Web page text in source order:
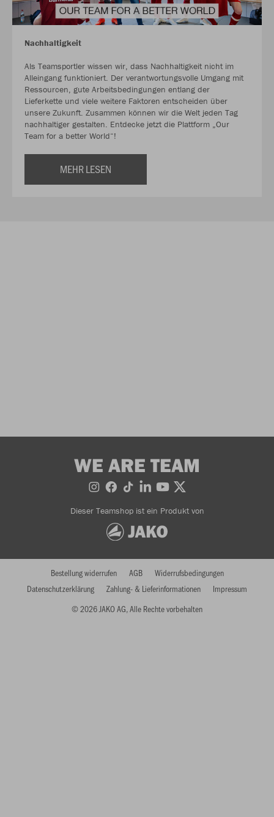
Nachhaltigkeit
Als Teamsportler wissen wir, dass Nachhaltigkeit nicht im
Alleingang funktioniert. Der verantwortungsvolle Umgang mit
Ressourcen, gute Arbeitsbedingungen entlang der
Lieferkette und viele weitere Faktoren entscheiden über
unsere Zukunft. Zusammen können wir die Welt jeden Tag
nachhaltiger gestalten. Entdecke jetzt die Plattform „Our
Team for a better World“!
MEHR LESEN
WE ARE TEAM
Dieser Teamshop ist ein Produkt von
© 2026 JAKO AG, Alle Rechte vorbehalten
Bestellung widerrufen AGB
Widerrufsbedingungen
Datenschutzerklärung
Zahlung- & Lieferinformationen Impressum